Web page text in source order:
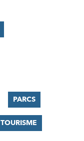
PARCS
TOURISME